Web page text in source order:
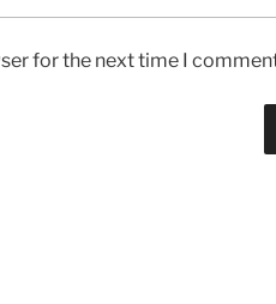
for the next time I